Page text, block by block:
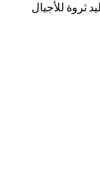
ثروة للأجيال